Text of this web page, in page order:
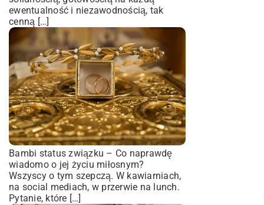
ewentualność i niezawodnością, tak
cenną […]
Bambi status związku – Co naprawdę
wiadomo o jej życiu miłosnym?
Wszyscy o tym szepczą. W kawiarniach,
na social mediach, w przerwie na lunch.
Pytanie, które […]